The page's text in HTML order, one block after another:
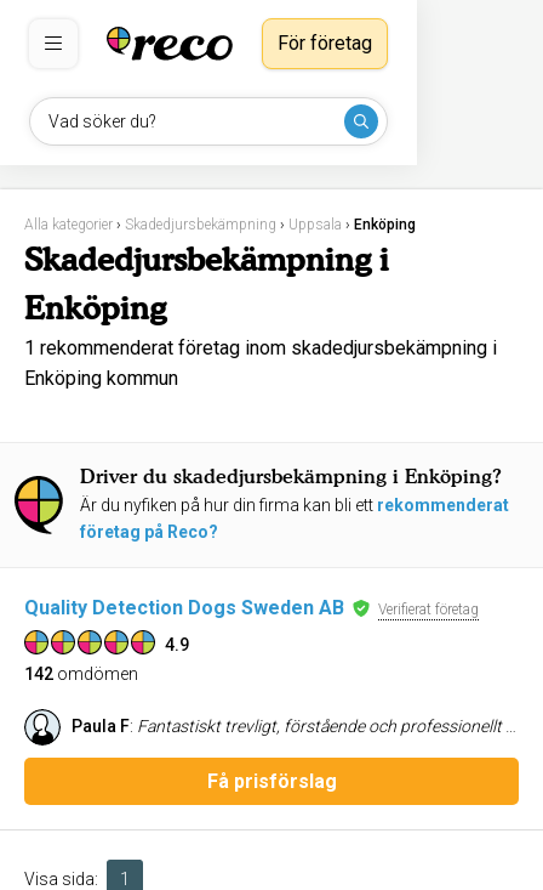
Vad söker du?
För företag
Alla kategorier › Skadedjursbekämpning › Uppsala › Enköping
Skadedjursbekämpning i
Enköping
1 rekommenderat företag inom skadedjursbekämpning i
Enköping kommun
Driver du skadedjursbekämpning i Enköping?
Är du nyfiken på hur din firma kan bli ett rekommenderat
företag på Reco?
Quality Detection Dogs Sweden AB Verifierat företag
4.9
142 omdömen
Paula F: Fantastiskt trevligt, förstående och professionellt bemötande. Värt varenda krona och till min enorma glädje indikerades inte en enda vägglus så nu kan vi sova lugnt igen. Tack för besöket Mona! Rekommenderar alla som misstänker denna plåga att anlita företaget direkt. En inspektion av människa kan aldrig nå samma resultat som en hundnos! Därutöver har de flesta företag och Anticimex i synnerhet, orimligt långa väntetider.
Få prisförslag
Visa sida: 1